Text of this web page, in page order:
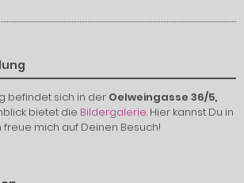
befindet sich in der Oelweingasse 36/5,
bietet die Bildergalerie. Hier kannst Du in
freue mich auf Deinen Besuch!